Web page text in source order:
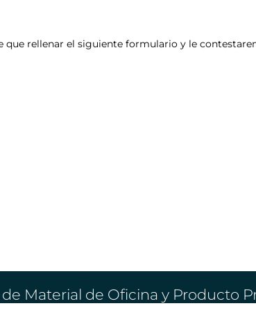
rellenar el siguiente formulario y le
Material de Oficina y Producto